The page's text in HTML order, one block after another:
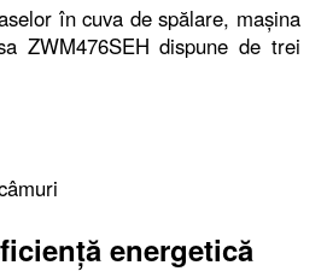
în cuva de spălare, maşina
ZWM476SEH dispune de trei
energetică